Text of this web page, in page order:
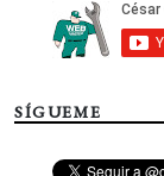
SÍGUEME